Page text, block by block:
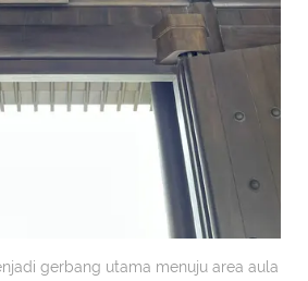
gerbang utama menuju area aula